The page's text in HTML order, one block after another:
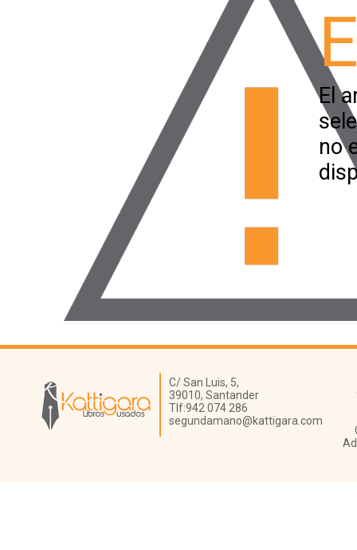
El
no
Librería Kattigara
C/ San Luis, 5,
39010, Santander
Tlf:942 074 286
segundamano@kattigara.com